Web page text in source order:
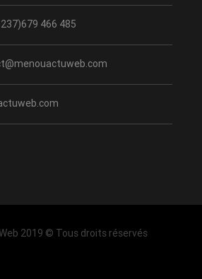
466 485
2019 © Tous droits réservés